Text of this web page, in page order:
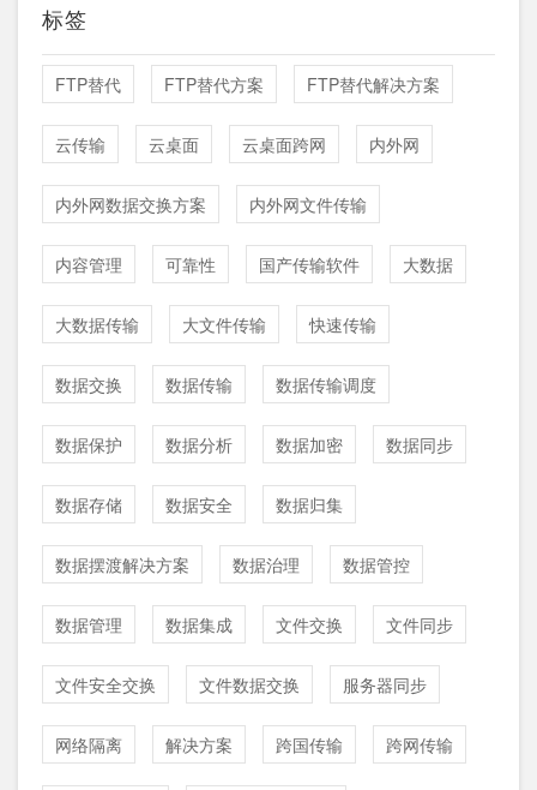
标签
FTP替代 FTP替代方案 FTP替代解决方案
云传输 云桌面 云桌面跨网 内外网
内外网数据交换方案 内外网文件传输
内容管理 可靠性 国产传输软件 大数据
大数据传输 大文件传输 快速传输
数据交换 数据传输 数据传输调度
数据保护 数据分析 数据加密 数据同步
数据存储 数据安全 数据归集
数据摆渡解决方案 数据治理 数据管控
数据管理 数据集成 文件交换 文件同步
文件安全交换 文件数据交换 服务器同步
网络隔离 解决方案 跨国传输 跨网传输